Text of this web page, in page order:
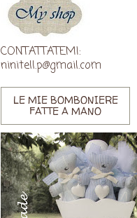
CONTATTATEMI:
ninitell.p@gmail.com
LE MIE BOMBONIERE
FATTE A MANO